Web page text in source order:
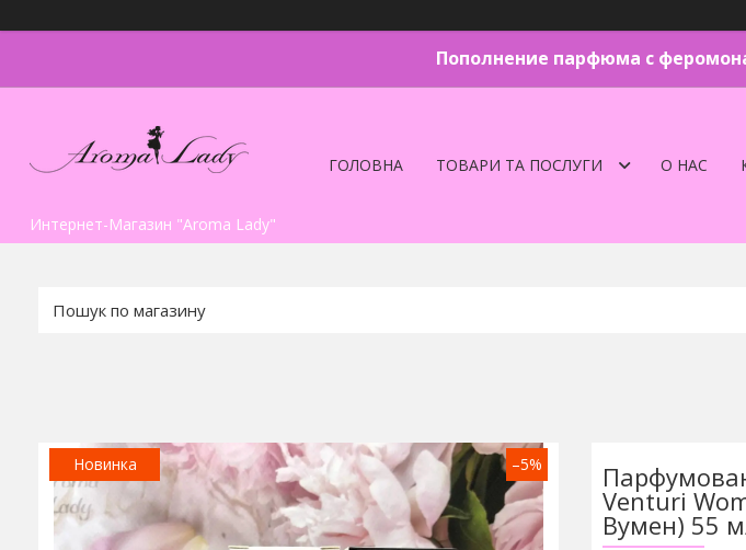
Пополнение парфюма с
Интернет-Магазин "Aroma Lady"
ГОЛОВНА ТОВАРИ ТА ПОСЛУГИ О НАС
Новинка –5%
Venturi
Вумен) 55